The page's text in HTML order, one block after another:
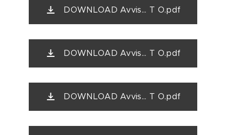
DOWNLOAD Avvis... T O.pdf
DOWNLOAD Avvis... T O.pdf
DOWNLOAD Avvis... T O.pdf